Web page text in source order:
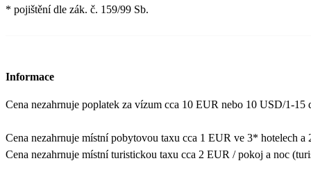
* pojištění dle zák. č. 159/99 Sb.
Informace
Cena nezahrnuje poplatek za vízum cca 10 EUR nebo 10 USD/1-
Cena nezahrnuje místní pobytovou taxu cca 1 EUR ve 3* hotelech
Cena nezahrnuje místní turistickou taxu cca 2 EUR / pokoj a noc